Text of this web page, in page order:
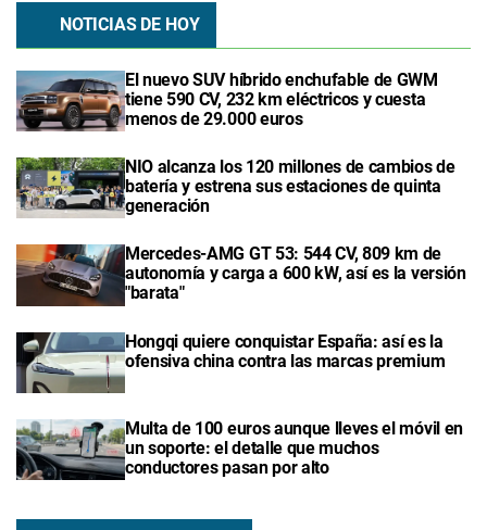
NOTICIAS DE HOY
El nuevo SUV híbrido enchufable de GWM
tiene 590 CV, 232 km eléctricos y cuesta
menos de 29.000 euros
NIO alcanza los 120 millones de cambios de
batería y estrena sus estaciones de quinta
generación
Mercedes-AMG GT 53: 544 CV, 809 km de
autonomía y carga a 600 kW, así es la versión
"barata"
Hongqi quiere conquistar España: así es la
ofensiva china contra las marcas premium
Multa de 100 euros aunque lleves el móvil en
un soporte: el detalle que muchos
conductores pasan por alto